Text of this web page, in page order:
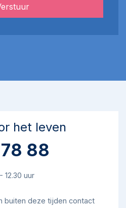
het leven
88
12.30 uur
buiten deze tijden contact